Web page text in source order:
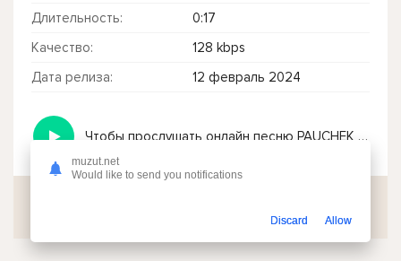
Длительность:
0:17
Качество:
128 kbps
Дата релиза:
12 февраль 2024
Чтобы прослушать онлайн песню PAUCHEK - ВАЛЕНТИНКА нажмите на кнопку плей с светом зелений
muzut.net
Would like to send you notifications
Discard Allow